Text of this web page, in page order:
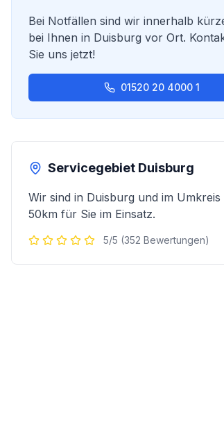
Bei Notfällen sind wir innerhalb
bei Ihnen in Duisburg vor Ort.
Sie uns jetzt!
01520 20 4000 1
Servicegebiet Duisburg
Wir sind in Duisburg und im Umkreis
50km für Sie im Einsatz.
5/5 (352 Bewertungen)